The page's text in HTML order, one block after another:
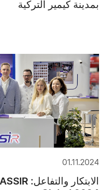
بمدينة كيمير التركية
01.11.2024